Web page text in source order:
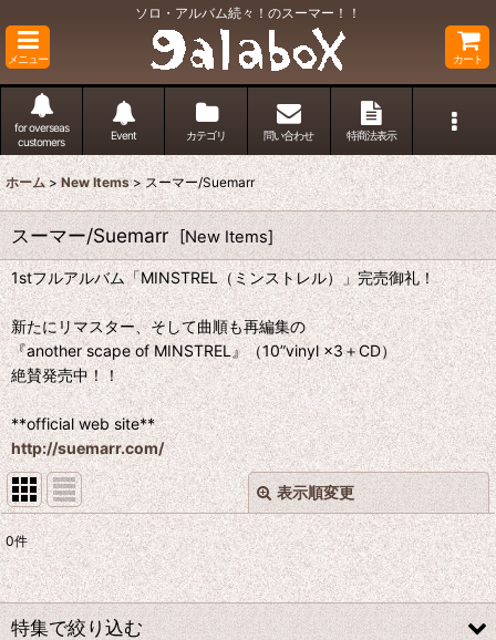
ソロ・アルバム続々！のスーマー！！
メニュー カート
for overseas
customers
Event カテゴリ 問い合わせ 特商法表示
ホーム > New Items > スーマー/Suemarr
スーマー/Suemarr [New Items]
1stフルアルバム「MINSTREL（ミンストレル）」完売御礼！
新たにリマスター、そして曲順も再編集の
『another scape of MINSTREL』（10”vinyl ×3＋CD）
絶賛発売中！！
**official web site**
http://suemarr.com/
表示順変更
表示数:
並び順:
閉じる
0件
特集で絞り込む